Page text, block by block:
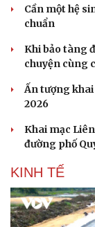
Dinh dưỡng -
Cây thuốc
Nhi khoa
Nam khoa
Phòng mạch
Ăn sạch sống khỏe
Cần một hệ
chuẩn
Khi bảo tàng
chuyện cùng
Ấn tượng khai
2026
Khai mạc
đường phố
KINH TẾ